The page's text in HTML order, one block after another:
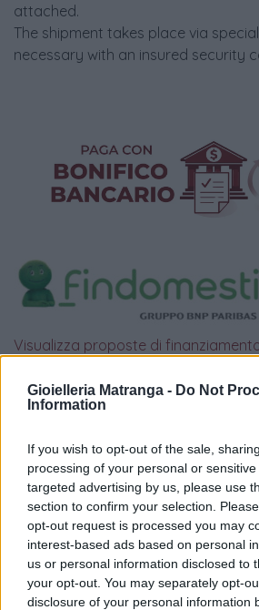
Gioielleria Matranga - Do Not
Information
If you wish to opt-out of the sale,
processing of your personal or
targeted advertising by us, please use
section to confirm your selection.
opt-out request is processed you may
interest-based ads based on personal
us or personal information disclosed to
your opt-out. You may separately opt-
disclosure of your personal information
attached.
The shipment takes place via
necessary with an insured security
Visualizza proposte di
Politiche dei prezzi online
Caratteristiche Prodotto
Google
4.8
Basato su 408 reviews
Powered byLocalImpact